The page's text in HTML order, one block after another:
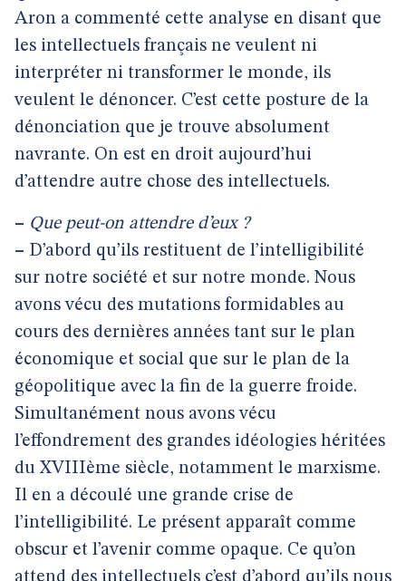
Aron a commenté cette analyse en disant que
les intellectuels français ne veulent ni
interpréter ni transformer le monde, ils
veulent le dénoncer. C’est cette posture de la
dénonciation que je trouve absolument
navrante. On est en droit aujourd’hui
d’attendre autre chose des intellectuels.
– Que peut-on attendre d’eux ?
– D’abord qu’ils restituent de l’intelligibilité
sur notre société et sur notre monde. Nous
avons vécu des mutations formidables au
cours des dernières années tant sur le plan
économique et social que sur le plan de la
géopolitique avec la fin de la guerre froide.
Simultanément nous avons vécu
l’effondrement des grandes idéologies héritées
du XVIIIème siècle, notamment le marxisme.
Il en a découlé une grande crise de
l’intelligibilité. Le présent apparaît comme
obscur et l’avenir comme opaque. Ce qu’on
attend des intellectuels c’est d’abord qu’ils nous